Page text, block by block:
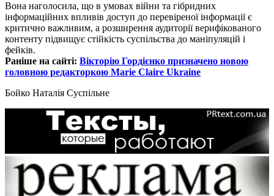
Вона наголосила, що в умовах війни та гібридних
інформаційних впливів доступ до перевіреної інформації є
критично важливим, а розширення аудиторії верифікованого
контенту підвищує стійкість суспільства до маніпуляцій і
фейків.
Раніше на сайті: Вікторію Гордієнко призначено новою
головною редакторкою Marie Claire Ukraine
Бойко Наталія Суспільне